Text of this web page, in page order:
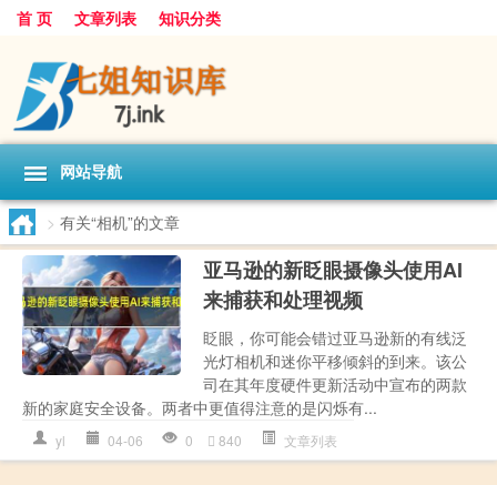
首 页 文章列表 知识分类
网站导航
> 有关“相机”的文章
亚马逊的新眨眼摄像头使用AI
来捕获和处理视频
眨眼，你可能会错过亚马逊新的有线泛
光灯相机和迷你平移倾斜的到来。该公
司在其年度硬件更新活动中宣布的两款
新的家庭安全设备。两者中更值得注意的是闪烁有...
yl 04-06 0 840 文章列表